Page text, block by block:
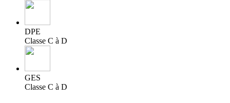
DPE
Classe C à D
GES
Classe C à D